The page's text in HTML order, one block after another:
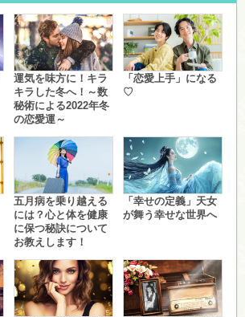
運気を味方に！キラ
キラした冬へ！～数
秘術による2022年冬
の恋愛運～
「恋愛上手」になる
♡
五月病を乗り越える
には？心と体を健康
に保つ秘訣について
お教えします！
「幸せの定義」天女
が舞う幸せな世界へ